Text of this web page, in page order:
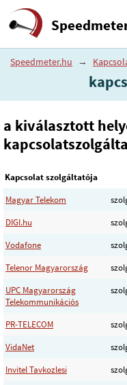
Speedmeter.hu →
a kiválasztott
Kapcsolat szolgáltatója
Magyar Telekom
DIGI.hu
Vodafone
Telenor Magyarország
UPC Magyarország
Telekommunikációs
PR-TELECOM
VidaNet
Invitel Tavkozlesi